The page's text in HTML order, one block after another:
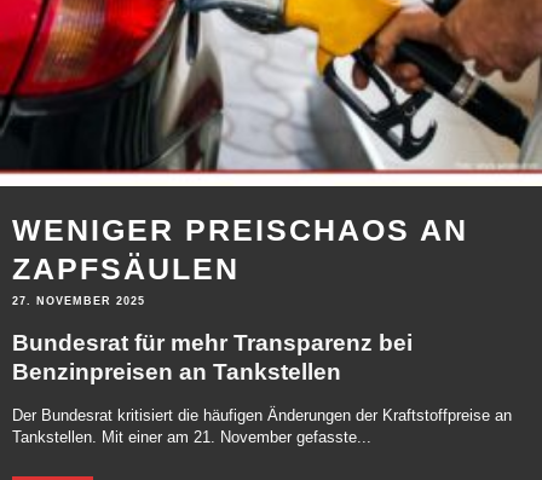
WENIGER PREISCHAOS AN
ZAPFSÄULEN
27. NOVEMBER 2025
Bundesrat für mehr Transparenz bei
Benzinpreisen an Tankstellen
Der Bundesrat kritisiert die häufigen Änderungen der Kraftstoffpreise an
Tankstellen. Mit einer am 21. November gefasste...